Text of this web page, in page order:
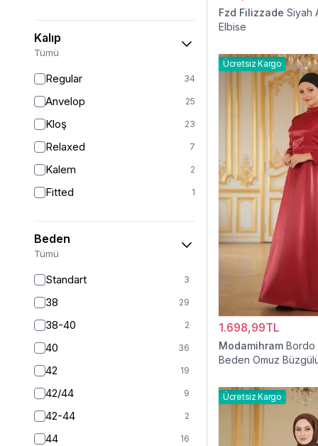
Kalıp
Tümü
Regular 34
Anvelop 25
Kloş 23
Relaxed 7
Kalem 2
Fitted 1
Beden
Tümü
Standart 3
38 29
38-40 2
40 36
42 19
42/44 9
42-44 2
44 16
Fzd Filizzade Siyah
Elbise
Ücretsiz Kargo
1.698,99TL
Modamihram Bordo
Beden Omuz
Ücretsiz Kargo